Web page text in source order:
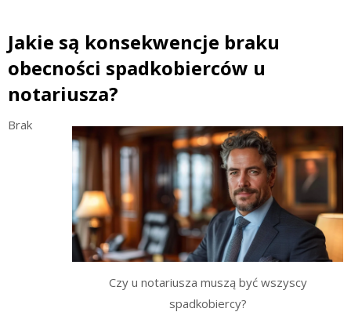
Jakie są konsekwencje braku
obecności spadkobierców u
notariusza?
Czy u notariusza muszą być wszyscy
spadkobiercy?
Brak